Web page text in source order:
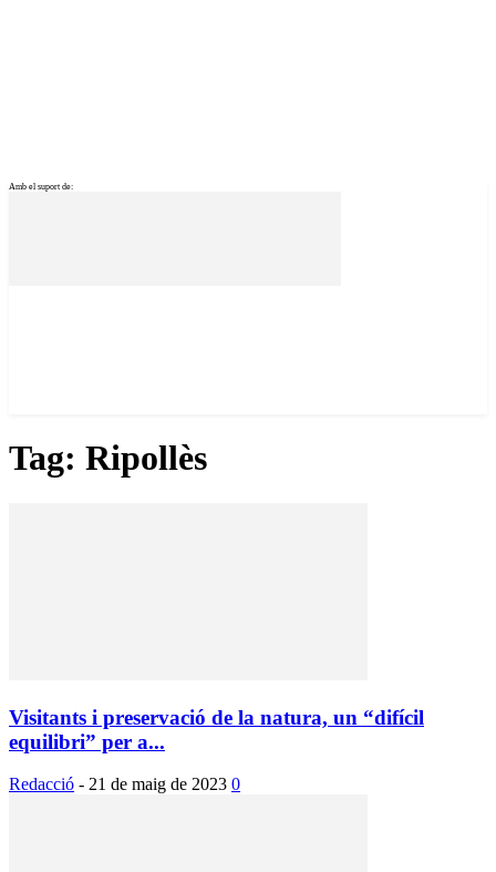
Amb el suport de:
Tag: Ripollès
Visitants i preservació de la natura, un “difícil
equilibri” per a...
Redacció - 21 de maig de 2023 0